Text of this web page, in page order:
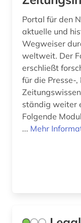
graz (1)
groningen (1)
grönland (1)
Portal für den
aktuelle und
Wegweiser
weltweit. Der Fachinformationsführer Zeitungen
erschließt
für die Presse-
ständig weiter
Folgende
... Mehr